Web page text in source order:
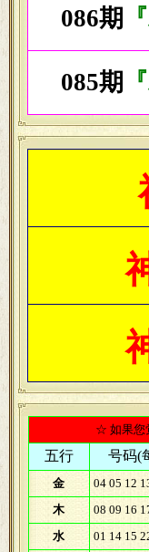
086期
085期
☆ 如果您
五行 号码(
金 04 05 12
木 08 09 16
水
01 14 15